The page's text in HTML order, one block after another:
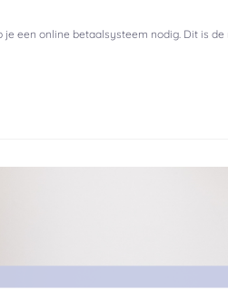
een online betaalsysteem nodig. Dit is